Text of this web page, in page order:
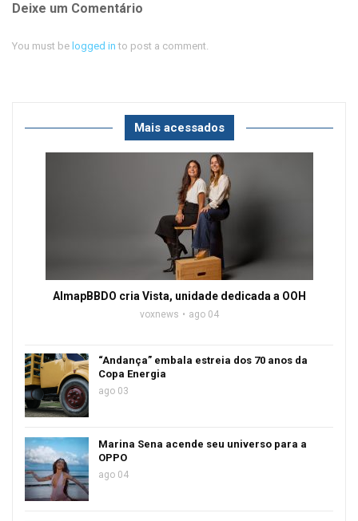
Deixe um Comentário
You must be logged in to post a comment.
Mais acessados
AlmapBBDO cria Vista, unidade dedicada a OOH
voxnews ago 04
“Andança” embala estreia dos 70 anos da
Copa Energia
ago 03
Marina Sena acende seu universo para a
OPPO
ago 04